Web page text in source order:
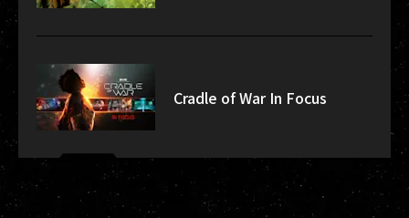
Cradle of War In Focus